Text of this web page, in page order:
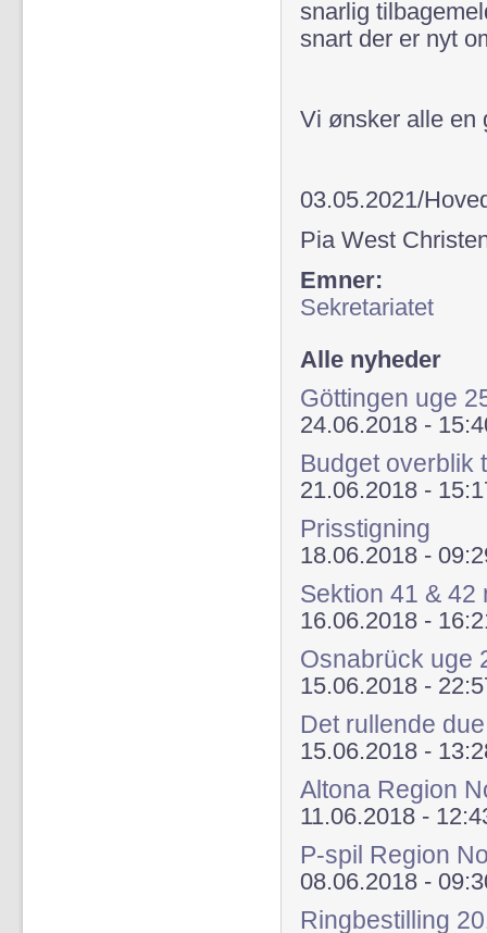
snarlig
snart der er nyt
Vi ønsker alle en
03.05.2021/
Pia West
Emner:
Sekretariatet
Alle nyheder
Göttingen uge
24.06.2018 -
Budget overblik
21.06.2018 -
Prisstigning
18.06.2018 -
Sektion 41 &
16.06.2018 -
Osnabrück uge
15.06.2018 -
Det rullende
15.06.2018 -
Altona Region
11.06.2018 -
P-spil Region
08.06.2018 -
Ringbestilling